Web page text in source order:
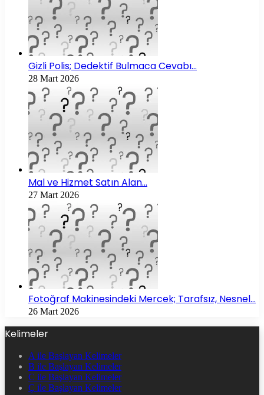
Gizli Polis; Dedektif Bulmaca Cevabı…
28 Mart 2026
Mal ve Hizmet Satın Alan…
27 Mart 2026
Fotoğraf Makinesindeki Mercek; Tarafsız, Nesnel…
26 Mart 2026
Kelimeler
A ile Başlayan Kelimeler
B ile Başlayan Kelimeler
C ile Başlayan Kelimeler
Ç ile Başlayan Kelimeler